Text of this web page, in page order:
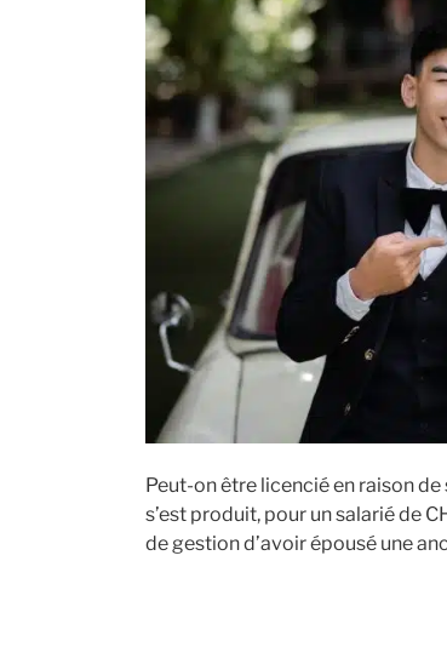
Peut-on être licencié en raison
s’est produit, pour un salarié de
de gestion d’avoir épousé une